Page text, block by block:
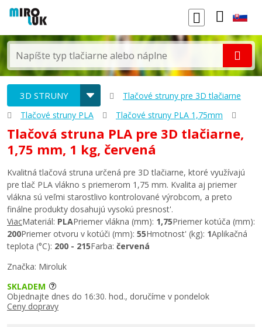
3D STRUNY
Tlačové struny pre 3D tlačiarne
Tlačové struny PLA
Tlačové struny PLA 1,75mm
Tlačová struna PLA pre 3D tlačiarne,
1,75 mm, 1 kg, červená
Značka: Miroluk
Kvalitná tlačová struna určená pre 3D tlačiarne, ktoré využívajú
pre tlač PLA vlákno s priemerom 1,75 mm. Kvalita aj priemer
vlákna sú veľmi starostlivo kontrolované výrobcom, a preto
finálne produkty dosahujú vysokú presnost'.
ViacMateriál: PLAPriemer vlákna (mm): 1,75Priemer kotúča (mm):
200Priemer otvoru v kotúči (mm): 55Hmotnost' (kg): 1Aplikačná
teplota (°C): 200 - 215Farba: červená
SKLADEM
Objednajte dnes do 16:30. hod., doručíme v pondelok
Ceny dopravy